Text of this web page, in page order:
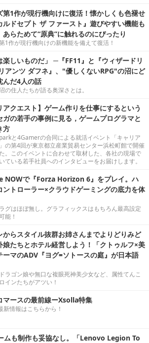
第1作が現行機向けに復活！懐かしくも色褪せ
ルドセプト ザ ファースト』遊びやすい機能も
あらためて“原典”に触れるのにぴったり
1作が現行機向けの新機能を備えて復活！
楽しいものだ」 ─『FF11』と『ウィザードリ
アンツ ダフネ』、"優しくないRPG"の沼にど
んだ4人の話
の住人たちが語る奥深さとは。
アクエスト】ゲーム作りを仕事にするという
ガの若手の事例に見る，ゲームプログラマと
方
と4Gamerの合同による就活イベント「キャリア
の第4回が東京都立産業貿易センター浜松町館で開催
。このイベントに合わせて取材した、各社の現場で
ている若手社員へのインタビューをお届けします。
NOWで『Forza Horizon 6』をプレイ。ハ
ントローラー×クラウドゲーミングの底力を体
グはほぼ無し。グラフィックスはもちろん最高設定
能！
からスタイル抜群お姉さんまでよりどりみど
娘たちとホテル経営しよう！「クトゥルフ×美
ーマのADV『ヨグ=ソトースの庭』が日本語
ラゴン娘や無口な複眼死神美少女など、属性てんこ
インたちがアツい！
マースの最前線ーXsolla特集
新情報はこちらから！
ムも制作も妥協なし。「Lenovo Legion To